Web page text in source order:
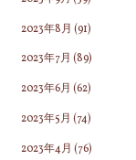
2023年8月 (91)
2023年7月 (89)
2023年6月 (62)
2023年5月 (74)
2023年4月 (76)